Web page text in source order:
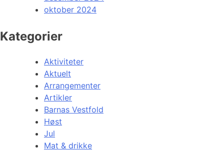
oktober 2024
Kategorier
Aktiviteter
Aktuelt
Arrangementer
Artikler
Barnas Vestfold
Høst
Jul
Mat & drikke